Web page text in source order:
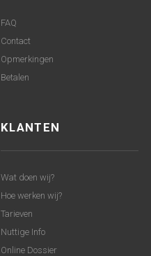
FAQ
Contact
Opmerkingen
Betalen
KLANTEN
Wat doen wij?
Hoe werken wij?
Tarieven
Nuttige Info
Online Dossier